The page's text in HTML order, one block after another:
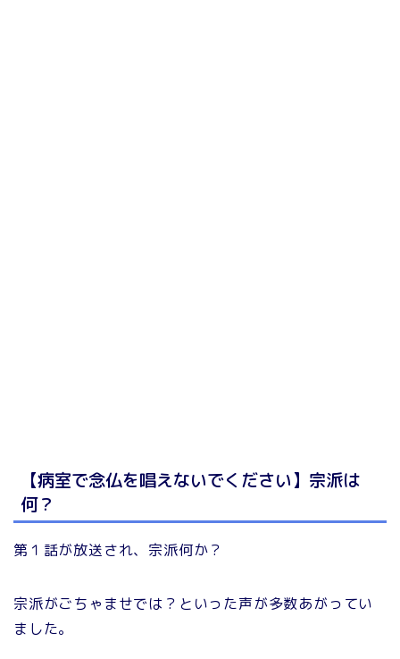
【病室で念仏を唱えないでください】宗派は
何？
第１話が放送され、宗派何か？
宗派がごちゃませでは？といった声が多数あがってい
ました。